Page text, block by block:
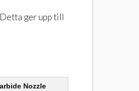
ger upp till
Nozzle